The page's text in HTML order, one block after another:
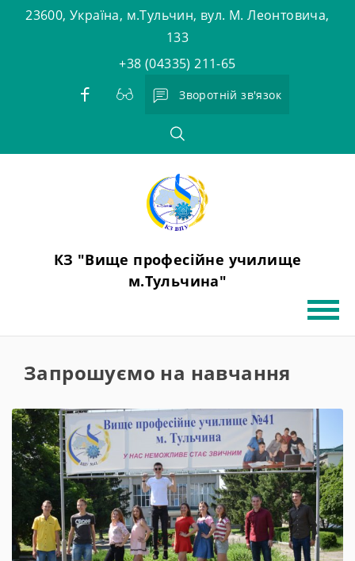
23600, Україна, м.Тульчин, вул. М. Леонтовича,
133
+38 (04335) 211-65
Зворотній зв'язок
КЗ "Вище професійне училище
м.Тульчина"
Запрошуємо на навчання